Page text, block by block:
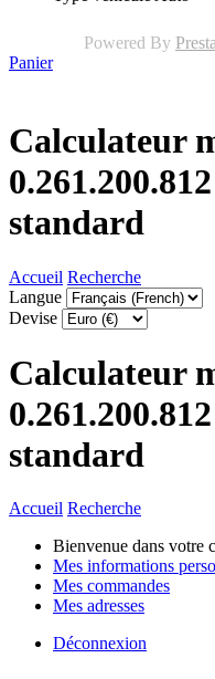
Powered By
Panier
Calculateur
standard
Accueil Recherche
Langue
Devise
Calculateur
standard
Accueil Recherche
Bienvenue dans votre
Mes informations
Mes commandes
Mes adresses
Déconnexion